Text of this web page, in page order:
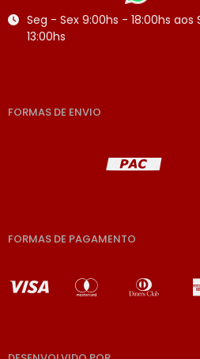
Seg - Sex 9:00hs - 18:00hs
13:00hs
FORMAS DE ENVIO
FORMAS DE PAGAMENTO